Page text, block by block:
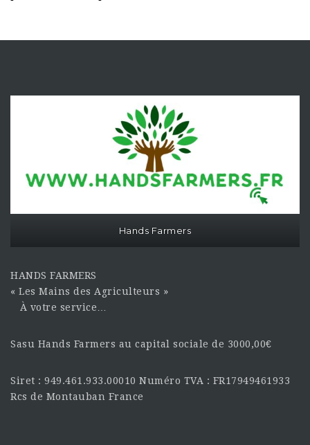
Hands Farmers
HANDS FARMERS
« Les Mains des Agriculteurs »
À votre service…
Sasu Hands Farmers au capital sociale de 3000,00€
Siret : 949.461.933.00010 Numéro TVA : FR17949461933
Rcs de Montauban France